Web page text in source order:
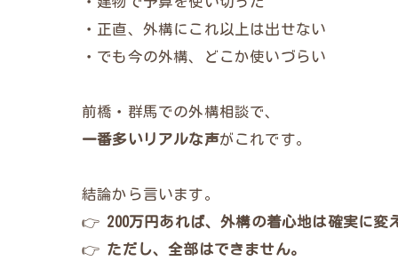
・正直、外構にこれ以上は出せない
・でも今の外構、どこか使いづらい
前橋・群馬での外構相談で、
一番多いリアルな声がこれです。
結論から言います。
👉 200万円あれば、外構の着心地は確実に変
👉 ただし、全部はできません。